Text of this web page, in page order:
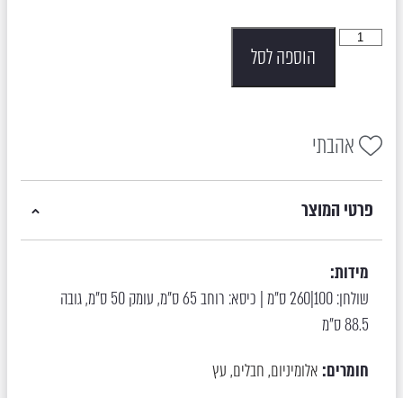
הוספה לסל
אהבתי
פרטי המוצר
מידות:
שולחן: 100|260 ס"מ | כיסא: רוחב 65 ס"מ, עומק 50 ס"מ, גובה
88.5 ס”מ
חומרים: אלומיניום, חבלים, עץ